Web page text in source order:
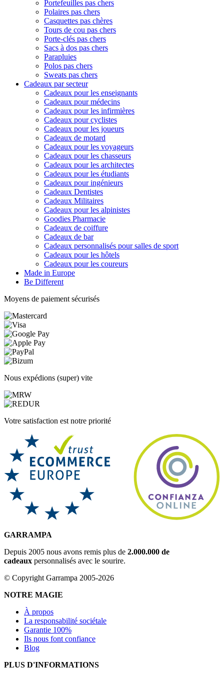
Portefeuilles pas chers
Polaires pas chers
Casquettes pas chères
Tours de cou pas chers
Porte-clés pas chers
Sacs à dos pas chers
Parapluies
Polos pas chers
Sweats pas chers
Cadeaux par secteur
Cadeaux pour les enseignants
Cadeaux pour médecins
Cadeaux pour les infirmières
Cadeaux pour cyclistes
Cadeaux pour les joueurs
Cadeaux de motard
Cadeaux pour les voyageurs
Cadeaux pour les chasseurs
Cadeaux pour les architectes
Cadeaux pour les étudiants
Cadeaux pour ingénieurs
Cadeaux Dentistes
Cadeaux Militaires
Cadeaux pour les alpinistes
Goodies Pharmacie
Cadeaux de coiffure
Cadeaux de bar
Cadeaux personnalisés pour salles de sport
Cadeaux pour les hôtels
Cadeaux pour les coureurs
Made in Europe
Be Different
Moyens de paiement sécurisés
Nous expédions (super) vite
Votre satisfaction est notre priorité
GARRAMPA
Depuis 2005 nous avons remis plus de 2.000.000 de
cadeaux personnalisés avec le sourire.
© Copyright Garrampa 2005-2026
NOTRE MAGIE
À propos
La responsabilité sociétale
Garantie 100%
Ils nous font confiance
Blog
PLUS D'INFORMATIONS